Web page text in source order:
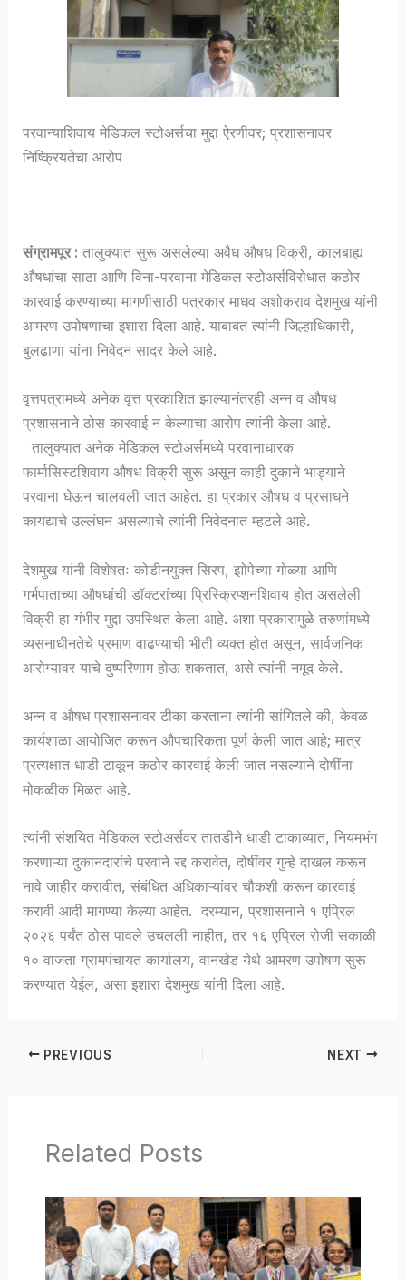
परवान्याशिवाय मेडिकल स्टोअर्सचा मुद्दा ऐरणीवर; प्रशासनावर
निष्क्रियतेचा आरोप
संग्रामपूर : तालुक्यात सुरू असलेल्या अवैध औषध विक्री, कालबाह्य
औषधांचा साठा आणि विना-परवाना मेडिकल स्टोअर्सविरोधात कठोर
कारवाई करण्याच्या मागणीसाठी पत्रकार माधव अशोकराव देशमुख यांनी
आमरण उपोषणाचा इशारा दिला आहे. याबाबत त्यांनी जिल्हाधिकारी,
बुलढाणा यांना निवेदन सादर केले आहे.
वृत्तपत्रामध्ये अनेक वृत्त प्रकाशित झाल्यानंतरही अन्न व औषध
प्रशासनाने ठोस कारवाई न केल्याचा आरोप त्यांनी केला आहे.
तालुक्यात अनेक मेडिकल स्टोअर्समध्ये परवानाधारक
फार्मासिस्टशिवाय औषध विक्री सुरू असून काही दुकाने भाड्याने
परवाना घेऊन चालवली जात आहेत. हा प्रकार औषध व प्रसाधने
कायद्याचे उल्लंघन असल्याचे त्यांनी निवेदनात म्हटले आहे.
देशमुख यांनी विशेषतः कोडीनयुक्त सिरप, झोपेच्या गोळ्या आणि
गर्भपाताच्या औषधांची डॉक्टरांच्या प्रिस्क्रिप्शनशिवाय होत असलेली
विक्री हा गंभीर मुद्दा उपस्थित केला आहे. अशा प्रकारामुळे तरुणांमध्ये
व्यसनाधीनतेचे प्रमाण वाढण्याची भीती व्यक्त होत असून, सार्वजनिक
आरोग्यावर याचे दुष्परिणाम होऊ शकतात, असे त्यांनी नमूद केले.
अन्न व औषध प्रशासनावर टीका करताना त्यांनी सांगितले की, केवळ
कार्यशाळा आयोजित करून औपचारिकता पूर्ण केली जात आहे; मात्र
प्रत्यक्षात धाडी टाकून कठोर कारवाई केली जात नसल्याने दोषींना
मोकळीक मिळत आहे.
त्यांनी संशयित मेडिकल स्टोअर्सवर तातडीने धाडी टाकाव्यात, नियमभंग
करणाऱ्या दुकानदारांचे परवाने रद्द करावेत, दोषींवर गुन्हे दाखल करून
नावे जाहीर करावीत, संबंधित अधिकाऱ्यांवर चौकशी करून कारवाई
करावी आदी मागण्या केल्या आहेत. दरम्यान, प्रशासनाने १ एप्रिल
२०२६ पर्यंत ठोस पावले उचलली नाहीत, तर १६ एप्रिल रोजी सकाळी
१० वाजता ग्रामपंचायत कार्यालय, वानखेड येथे आमरण उपोषण सुरू
करण्यात येईल, असा इशारा देशमुख यांनी दिला आहे.
PREVIOUS NEXT
Related Posts